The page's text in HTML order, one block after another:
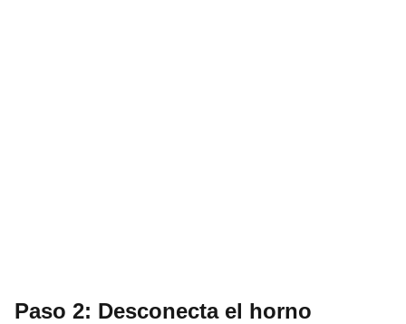
Paso 2: Desconecta el horno